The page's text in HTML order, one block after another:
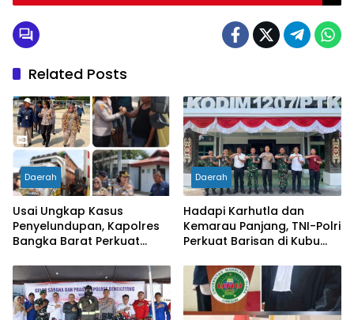
Related Posts
Daerah
Usai Ungkap Kasus
Penyelundupan, Kapolres
Bangka Barat Perkuat
Pelabuhan Tanjung Kalian
Daerah
Hadapi Karhutla dan
Kemarau Panjang, TNI-Polri
Perkuat Barisan di Kubu